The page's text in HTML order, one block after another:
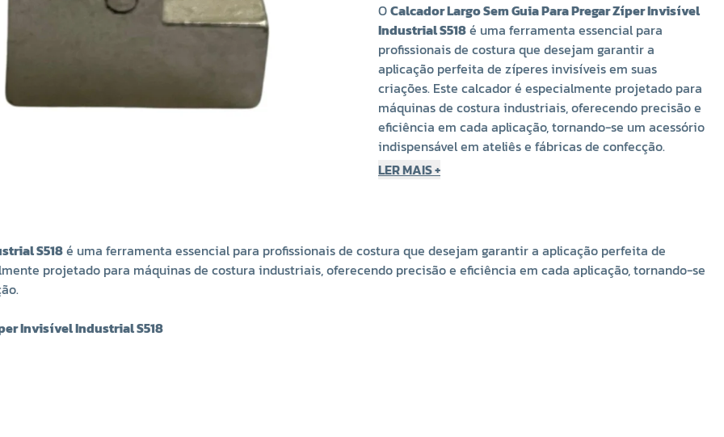
OCalcador Largo Sem Guia Para Pregar Zíper Invisível
Industrial S518é uma ferramenta essencial para
profissionais de costura que desejam garantir a
aplicação perfeita de zíperes invisíveis em suas
criações. Este calcador é especialmente projetado para
máquinas de costura industriais, oferecendo precisão e
eficiência em cada aplicação, tornando-se um acessório
indispensável em ateliês e fábricas de confecção.
Material: Aço de alta resistência
LER MAIS +
S518é uma ferramenta essencial para profissionais de costura que desejam garantir a aplicação perfeita de
projetado para máquinas de costura industriais, oferecendo precisão e eficiência em cada aplicação, tornando-se
Invisível Industrial S518